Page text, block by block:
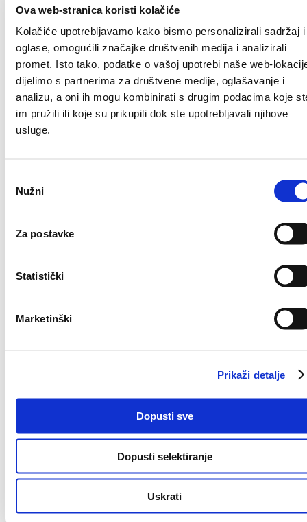
Ova web-stranica koristi kolačiće
Kolačiće upotrebljavamo kako bismo personalizirali sadržaj i
oglase, omogućili značajke društvenih medija i analizirali
promet. Isto tako, podatke o vašoj upotrebi naše web-
dijelimo s partnerima za društvene medije, oglašavanje i
analizu, a oni ih mogu kombinirati s drugim podacima koje
im pružili ili koje su prikupili dok ste upotrebljavali njihove
usluge.
pristanka
Nužni
Za postavke
Statistički
Marketinški
Prikaži detalje
Dopusti sve
Dopusti selektiranje
Uskrati
Obavijest o
kvaru na
cjevovodu –
naselje Prvča
Author
Zbog iznenadnog kvara na cjevovodu danas
naselju Prvča, od kućnog br. 54 do kraja ulice i
Popravak kvara i normalizacija u opskrbi vodom
Cijenjenim korisnicima ispričavamo se zbog
Share On